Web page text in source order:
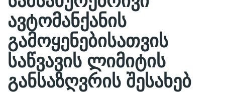
ავტომანქანის
გამოყენებისათვის
საწვავის ლიმიტის
განსაზღვრის შესახებ